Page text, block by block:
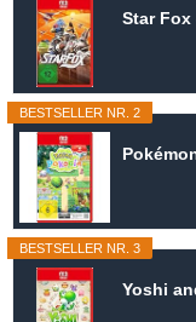
Star
BESTSELLER NR. 2
BESTSELLER NR. 3
Yoshi